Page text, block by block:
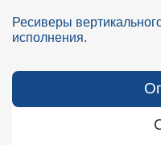
Ресиверы
исполнения.